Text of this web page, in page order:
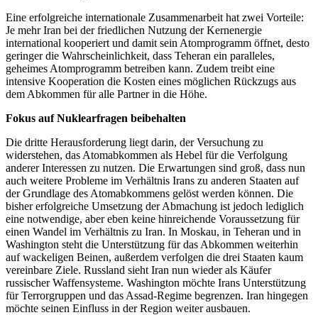
Eine erfolgreiche internationale Zusammenarbeit hat zwei Vorteile:
Je mehr Iran bei der friedlichen Nutzung der Kernenergie
international kooperiert und damit sein Atomprogramm öffnet, desto
geringer die Wahrscheinlichkeit, dass Teheran ein paralleles,
geheimes Atomprogramm betreiben kann. Zudem treibt eine
intensive Kooperation die Kosten eines möglichen Rückzugs aus
dem Abkommen für alle Partner in die Höhe.
Fokus auf Nuklearfragen beibehalten
Die dritte Herausforderung liegt darin, der Versuchung zu
widerstehen, das Atomabkommen als Hebel für die Verfolgung
anderer Interessen zu nutzen. Die Erwartungen sind groß, dass nun
auch weitere Probleme im Verhältnis Irans zu anderen Staaten auf
der Grundlage des Atomabkommens gelöst werden können. Die
bisher erfolgreiche Umsetzung der Abmachung ist jedoch lediglich
eine notwendige, aber eben keine hinreichende Voraussetzung für
einen Wandel im Verhältnis zu Iran. In Moskau, in Teheran und in
Washington steht die Unterstützung für das Abkommen weiterhin
auf wackeligen Beinen, außerdem verfolgen die drei Staaten kaum
vereinbare Ziele. Russland sieht Iran nun wieder als Käufer
russischer Waffensysteme. Washington möchte Irans Unterstützung
für Terrorgruppen und das Assad-Regime begrenzen. Iran hingegen
möchte seinen Einfluss in der Region weiter ausbauen.